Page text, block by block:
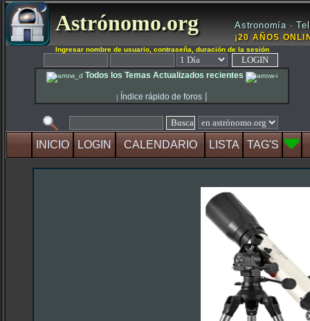
Astrónomo.org Astronomía ·
¡20 AÑOS
Ingresar nombre de usuario, contraseña, duración de la sesión
Todos los Temas Actualizados recientes
| Índice rápido de foros |
INICIO LOGIN CALENDARIO LISTA TAG'S